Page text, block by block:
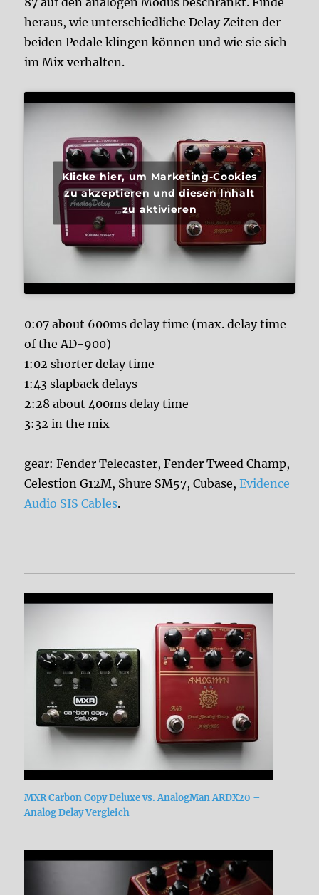
heraus, wie unterschiedliche Delay Zeiten der
beiden Pedale klingen können und wie sie sich
im Mix verhalten.
Klicke hier, um Marketing-Cookies
zu akzeptieren und diesen Inhalt
zu aktivieren
0:07 about 600ms delay time (max. delay time
of the AD-900)
1:02 shorter delay time
1:43 slapback delays
2:28 about 400ms delay time
3:32 in the mix
gear: Fender Telecaster, Fender Tweed Champ,
Celestion G12M, Shure SM57, Cubase,Evidence
Audio SIS Cables.
MXR Carbon Copy Deluxe vs. AnalogMan ARDX20 –
Analog Delay Vergleich